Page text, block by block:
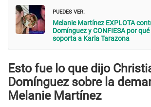
PUEDES VER:
Melanie Martínez EXPLOTA
Domínguez y CONFIESA por
soporta a Karla Tarazona
Esto fue lo que dijo
Domínguez sobre la
Melanie Martínez